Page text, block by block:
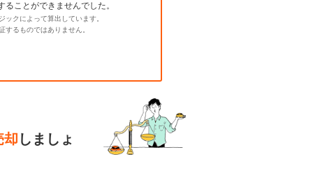
ことができませんでした。
クによって算出しています。
るものではありません。
却 しましょ